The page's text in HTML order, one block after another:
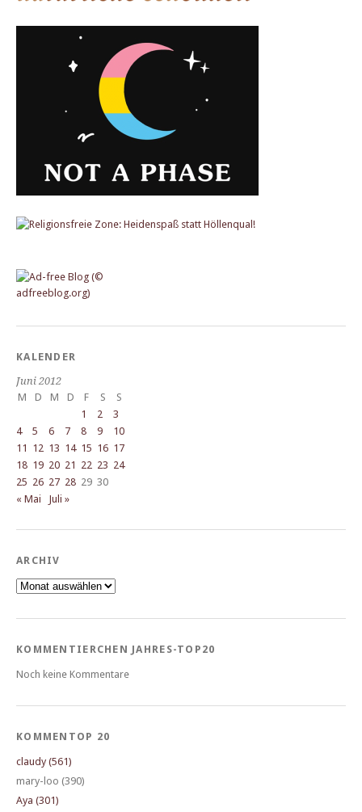
KALENDER
Juni 2012
M
D M D F S
S
1
2
3
4
5 6 7 8 9
10
11 12 13 14 15 16 17
18 19 20 21 22 23 24
25 26 27 28 29 30
« Mai
Juli »
ARCHIV
Archiv
KOMMENTIERCHEN JAHRES-TOP20
Noch keine Kommentare
KOMMENTOP 20
claudy (561)
mary-loo (390)
Aya (301)